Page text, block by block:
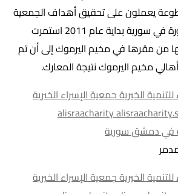
يعملون على تحقيق أهداف الجمعية
وتطويرها. ومع بدء الثورة في سورية بداية عام 2011 استمرت
من مقرها في مخيم اليرموك إلى أن تم
مخيم اليرموك نتيجة المعارك.